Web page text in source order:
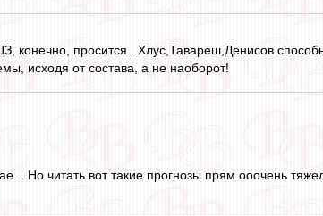
конечно, просится...Хлус,Тавареш,Денисов
исходя от состава, а не наоборот!
Но читать вот такие прогнозы прям ооочень